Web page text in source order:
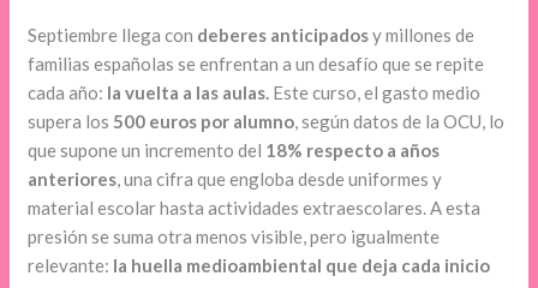
Septiembre llega con deberes anticipadosy millones de
familias españolas se enfrentan a un desafío que se repite
cada año: la vuelta a las aulas. Este curso, el gasto medio
supera los 500 euros por alumno, según datos de la OCU, lo
que supone un incremento del 18% respecto a años
anteriores, una cifra que engloba desde uniformes y
material escolar hasta actividades extraescolares. A esta
presión se suma otra menos visible, pero igualmente
relevante: la huella medioambiental que deja cada inicio